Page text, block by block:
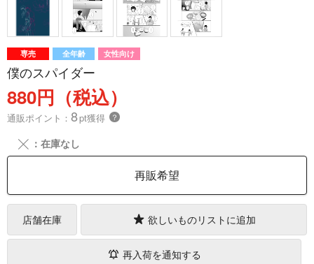
専売 全年齢 女性向け
僕のスパイダー
880円（税込）
通販ポイント： 8pt獲得 ？
╳ ：在庫なし
再販希望
店舗在庫 欲しいものリストに追加
再入荷を通知する